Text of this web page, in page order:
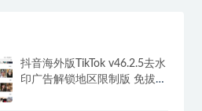
抖音海外版TikTok v46.2.5去水
印广告解锁地区限制版 免拔卡